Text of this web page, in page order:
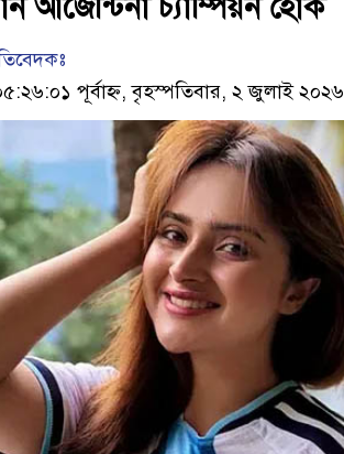
পূর্বাহ্ন, বৃহস্পতিবার, ২ জুলাই ২০২৬